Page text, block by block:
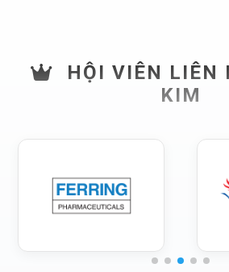
HỘI VIÊN LIÊN
KIM